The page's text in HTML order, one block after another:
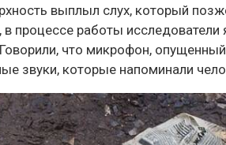
выплыл слух, который
процессе работы
что микрофон,
звуки, которые напоминали